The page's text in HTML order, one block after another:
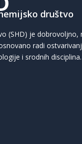
društvo
(SHD) je dobrovoljno,
radi
i srodnih disciplina.